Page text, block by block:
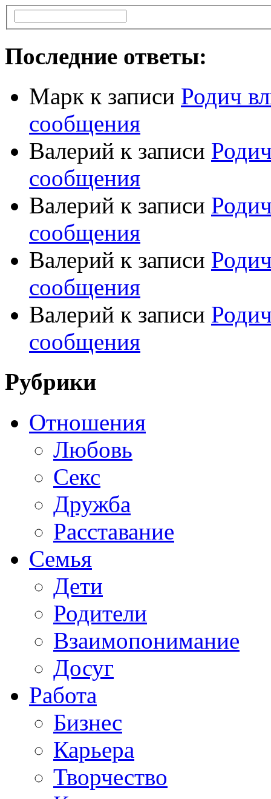
Последние ответы:
Марк к записи Родич
сообщения
Валерий к записи
сообщения
Валерий к записи
сообщения
Валерий к записи
сообщения
Валерий к записи
сообщения
Рубрики
Отношения
Любовь
Секс
Дружба
Расставание
Семья
Дети
Родители
Взаимопонимание
Досуг
Работа
Бизнес
Карьера
Творчество